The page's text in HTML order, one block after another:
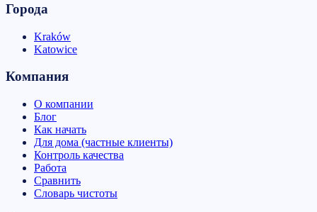
Города
Kraków
Katowice
Компания
О компании
Блог
Как начать
Для дома (частные клиенты)
Контроль качества
Работа
Сравнить
Словарь чистоты